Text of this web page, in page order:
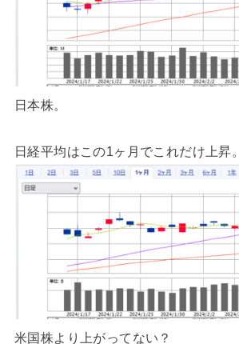
日本株。
日経平均はこの1ヶ月でこれだけ上昇。
米国株より上がってない？